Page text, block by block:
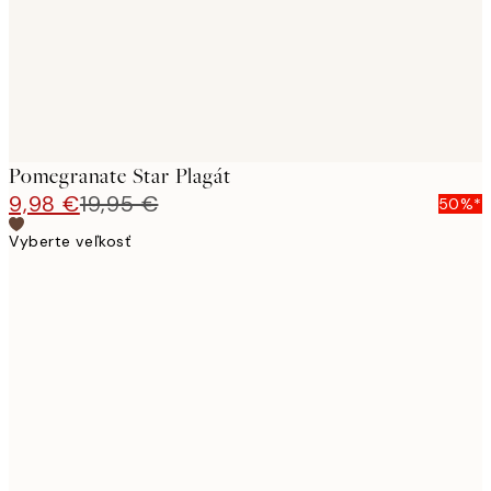
Pomegranate Star Plagát
9,98 €19,95 €
50%*
Vyberte veľkosť